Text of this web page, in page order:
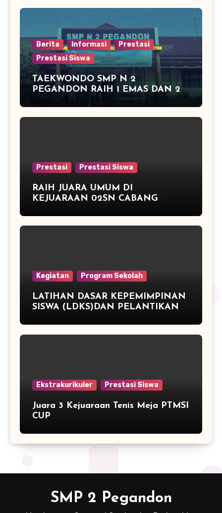
Berita Informasi
Prestasi
Prestasi Siswa
TAEKWONDO SMP N 2
PEGANDON RAIH 1 EMAS DAN 2
PERAK DI KAPOLRES CUP
KENDAL 2016
Prestasi Prestasi Siswa
RAIH JUARA UMUM DI
KEJUARAAN 02SN CABANG
MEJA
Kegiatan Program Sekolah
LATIHAN DASAR KEPEMIMPINAN
SISWA (LDKS)DAN PELANTIKAN
2015/2016 SMP NEGERI 2
Ekstrakurikuler Prestasi Siswa
Juara 3 Kejuaraan Tenis Meja PTMSI
CUP
SMP 2 Pegandon